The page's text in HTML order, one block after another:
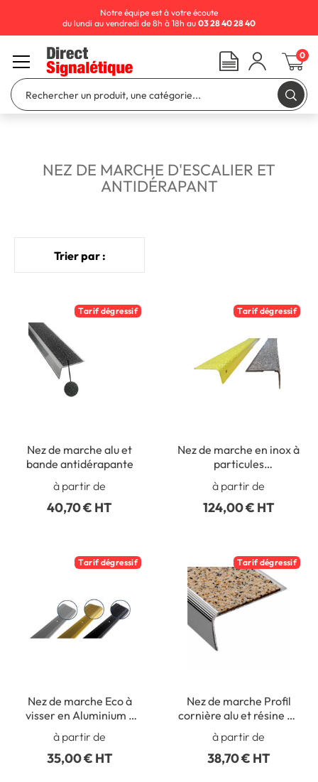
NEZ DE MARCHE D'ESCALIER ET
ANTIDÉRAPANT
Trier par :
Tarif dégressif
Nez de marche alu et
bande antidérapante
à partir de
40,70 € HT
Tarif dégressif
Nez de marche en inox à
particules
antidérapantes - spécial
trafic très intense
à partir de
124,00 € HT
Tarif dégressif
Nez de marche Eco à
visser en Aluminium -
Intérieur/Extérieur -
Longueur 2 mètres
à partir de
35,00 € HT
Tarif dégressif
Nez de marche Profil
cornière alu et résine de
marbre
à partir de
38,70 € HT
Notre équipe est à votre écoute
du lundi au vendredi de 8h à 18h au 03 28 40 28 40
0